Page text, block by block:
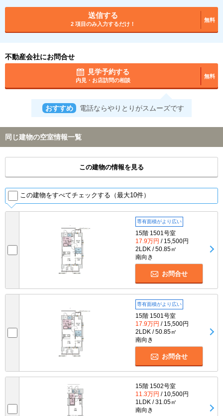
送信する
2 項目のみ入力するだけ！
無料
不動産会社にお問合せ
見学予約する
内見・お店訪問の相談
無料
おすすめ 電話ならやりとりがスムーズです
同じ建物の空室情報一覧
この建物の情報を見る
この建物をすべてチェックする（最大10件）
専有面積がより広い
15階 1501号室
17.9万円 / 15,500円
2LDK / 50.85㎡
南向き
お問合せ
専有面積がより広い
15階 1501号室
17.9万円 / 15,500円
2LDK / 50.85㎡
南向き
お問合せ
15階 1502号室
11.3万円 / 10,500円
1LDK / 31.05㎡
南向き